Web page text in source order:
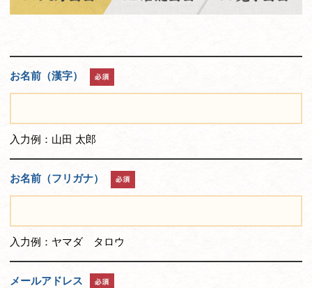
お名前（漢字）
入力例：山田 太郎
お名前（フリガナ）
入力例：ヤマダ タロウ
メールアドレス